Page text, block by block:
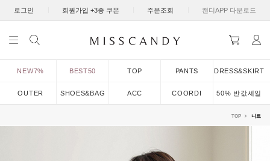
로그인 회원가입 +3종 쿠폰 주문조회 캔디APP 다운로드
NEW7% BEST50 TOP PANTS DRESS&SKIRT
OUTER SHOES&BAG ACC COORDI 50% 반값세일
TOP 니트